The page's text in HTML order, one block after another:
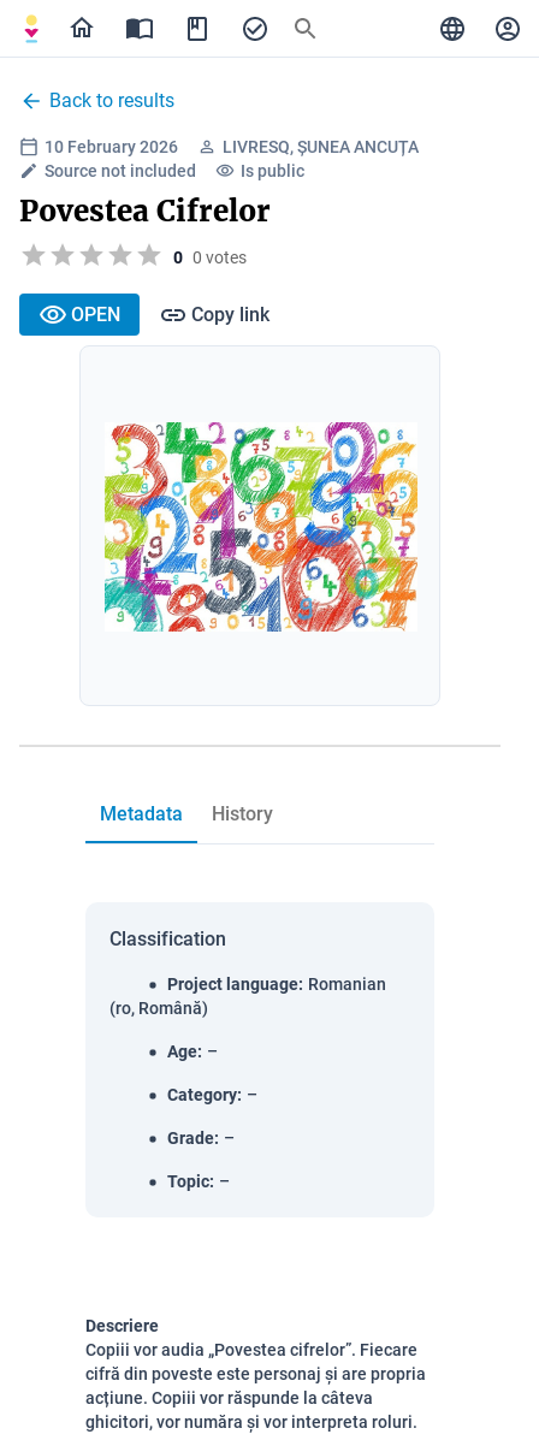
Back to results
10 February 2026
LIVRESQ, ȘUNEA ANCUȚA
Source not included
Is public
Povestea Cifrelor
0 0 votes
OPEN Copy link
Metadata History
Classification
Project language: Romanian
(ro, Română)
Age: –
Category: –
Grade: –
Topic: –
Descriere
Copiii vor audia „Povestea cifrelor”. Fiecare
cifră din poveste este personaj și are propria
acțiune. Copiii vor răspunde la câteva
ghicitori, vor număra și vor interpreta roluri.